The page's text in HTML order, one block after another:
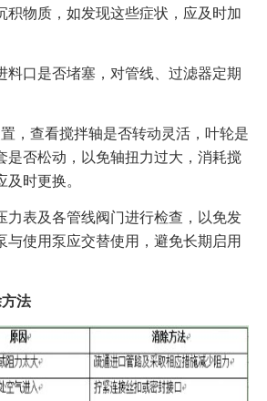
积物质，如发现这些症状，应及时加
料口是否堵塞，对管线、过滤器定期
，查看搅拌轴是否转动灵活，叶轮是
是否松动，以免轴扭力过大，消耗搅
时更换。
力表及各管线阀门进行检查，以免发
与使用泵应交替使用，避免长期启用
法